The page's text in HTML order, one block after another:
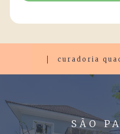
curadoria
SÃO